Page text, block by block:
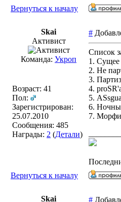
Вернуться к началу
Skai
Активист
Команда: Укроп
Возраст: 41
Пол:
Зарегистрирован:
25.07.2010
Сообщения: 485
Награды: 2 (Детали)
#
Список
1. Сущее
2. Не
3.
4.
5.
6.
7.
Вернуться к началу
Skai
#